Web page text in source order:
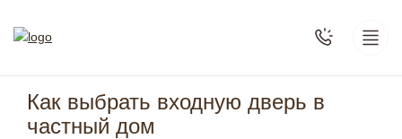
Как выбрать входную дверь в
частный дом